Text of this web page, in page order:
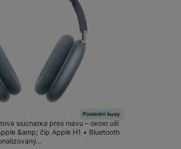
jak
Blue
Poslední kusy
sluchátka přes hlavu – okolo uší
&amp; čip Apple H1 • Bluetooth